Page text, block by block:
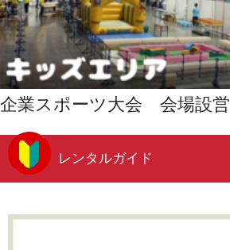
企業スポーツ大会 会場設営
レンタルガイド